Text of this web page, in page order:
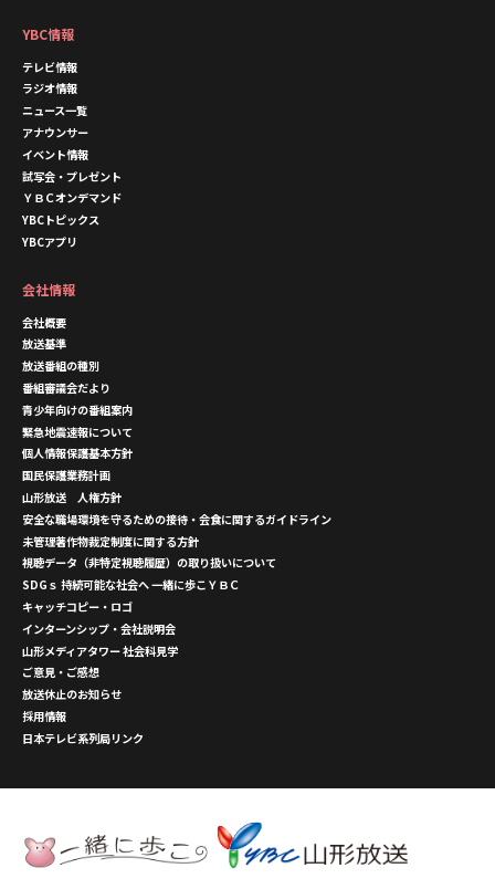
YBC情報
テレビ情報
ラジオ情報
ニュース一覧
アナウンサー
イベント情報
試写会・プレゼント
ＹＢＣオンデマンド
YBCトピックス
YBCアプリ
会社情報
会社概要
放送基準
放送番組の種別
番組審議会だより
青少年向けの番組案内
緊急地震速報について
個人情報保護基本方針
国民保護業務計画
山形放送 人権方針
安全な職場環境を守るための接待・会食に関するガイドライン
未管理著作物裁定制度に関する方針
視聴データ（非特定視聴履歴）の取り扱いについて
SDGｓ 持続可能な社会へ 一緒に歩こＹＢＣ
キャッチコピー・ロゴ
インターンシップ・会社説明会
山形メディアタワー 社会科見学
ご意見・ご感想
放送休止のお知らせ
採用情報
日本テレビ系列局リンク